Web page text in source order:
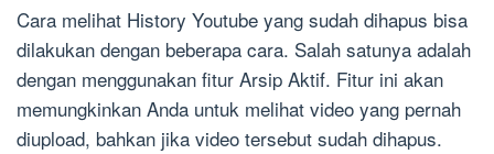
Cara melihat History Youtube yang sudah dihapus bisa
dilakukan dengan beberapa cara. Salah satunya adalah
dengan menggunakan fitur Arsip Aktif. Fitur ini akan
memungkinkan Anda untuk melihat video yang pernah
diupload, bahkan jika video tersebut sudah dihapus.